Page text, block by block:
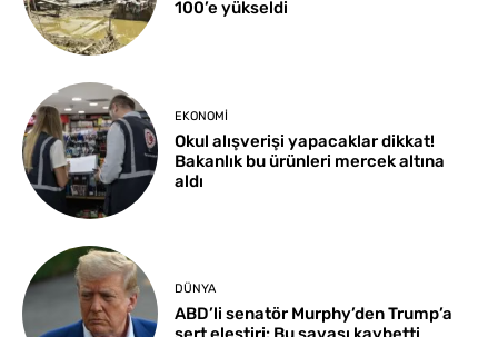
100’e yükseldi
EKONOMI
Okul alışverişi yapacaklar dikkat!
Bakanlık bu ürünleri mercek altına
aldı
DÜNYA
ABD’li senatör Murphy’den Trump’a